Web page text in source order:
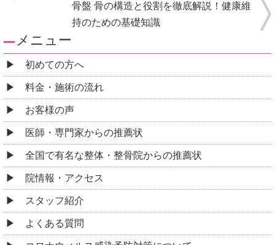
骨盤 骨の構造と役割を徹底解説！健康維
持のための基礎知識​
メニュー
初めての方へ
料金・施術の流れ
お客様の声
医師・専門家からの推薦状
全国で有名な整体・整骨院からの推薦状
院情報・アクセス
スタッフ紹介
よくある質問